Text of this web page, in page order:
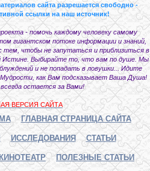
сайта разрешается свободно -
ссылки на наш источник!
- помочь каждому человеку самому
гигантском потоке информации и знаний,
чтобы не запутаться и приблизиться в
Истине. Выбирайте то, что вам по душе. Мы
и не попадать в ловушки... Идите
как Вам подсказывает Ваша Душа!
остается за Вами!
ВЕРСИЯ САЙТА
ГЛАВНАЯ СТРАНИЦА САЙТА
ИССЛЕДОВАНИЯ СТАТЬИ
ПОЛЕЗНЫЕ СТАТЬИ